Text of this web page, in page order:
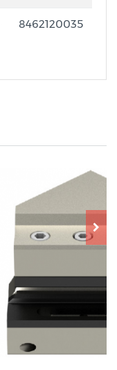
8462120035